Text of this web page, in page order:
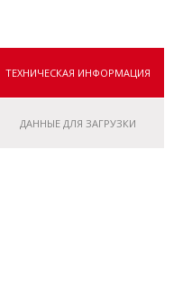
ТЕХНИЧЕСКАЯ ИНФОРМАЦИЯ
ДАННЫЕ ДЛЯ ЗАГРУЗКИ